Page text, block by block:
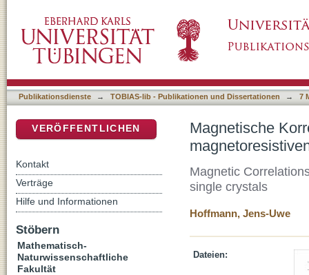
Einkristallen
Publikationsdienste → TOBIAS-lib - Publikationen und Dissertationen → 7
Magnetische
Magnetic
single crystals
Hoffmann, Jens-Uwe
Dateien:
VERÖFFENTLICHEN
Kontakt
Verträge
Hilfe und Informationen
Stöbern
Mathematisch-
Naturwissenschaftliche
Fakultät